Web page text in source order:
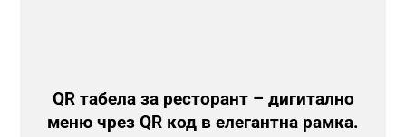
QR табела за ресторант – дигитално
меню чрез QR код в елегантна рамка.